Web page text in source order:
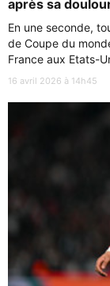
après sa
En une seconde,
de Coupe du
France aux Etats-
16 avril 2026 à 14h45